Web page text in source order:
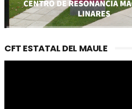
CFT ESTATAL DEL MAULE